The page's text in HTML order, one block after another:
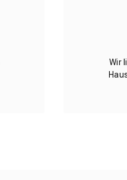
Wir